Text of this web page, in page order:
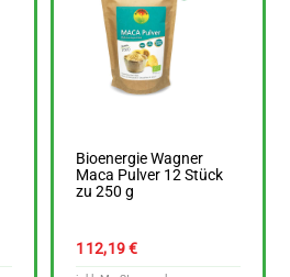
Bioenergie Wagner
Maca Pulver 12 Stück
zu 250 g
112,19€